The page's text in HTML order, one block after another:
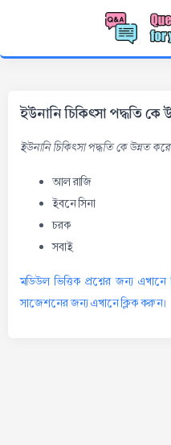
ইউনানি চিকিৎসা পদ্ধতি কে
ইউনানি চিকিৎসা পদ্ধতি কে উন্নত
আল রাজি
ইবনে সিনা
চরক
সবাই
মডিউল ভিত্তিক প্রশ্নের জন্য
সাজেশনের জন্য এখানে ক্লিক করুন।